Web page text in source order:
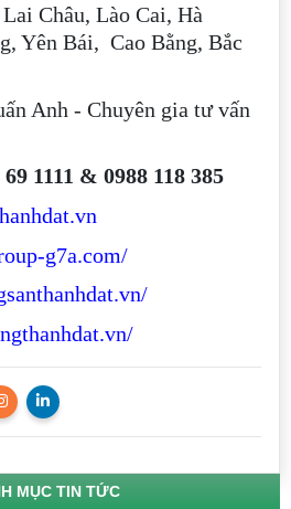
Châu, Lào Cai, Hà
Yên Bái, Cao Bằng, Bắc
Anh - Chuyên gia tư vấn
1111 & 0988 118 385
g7a.com/
MỤC TIN TỨC